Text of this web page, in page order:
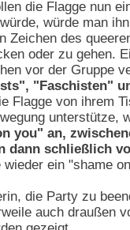
die Flagge nun
würde man
Zeichen des
oder zu gehen.
vor der Gruppe
"Faschisten"
Flagge von ihrem
unterstütze,
you" an,
dann schließlich
ein "shame
die Party zu
auch draußen